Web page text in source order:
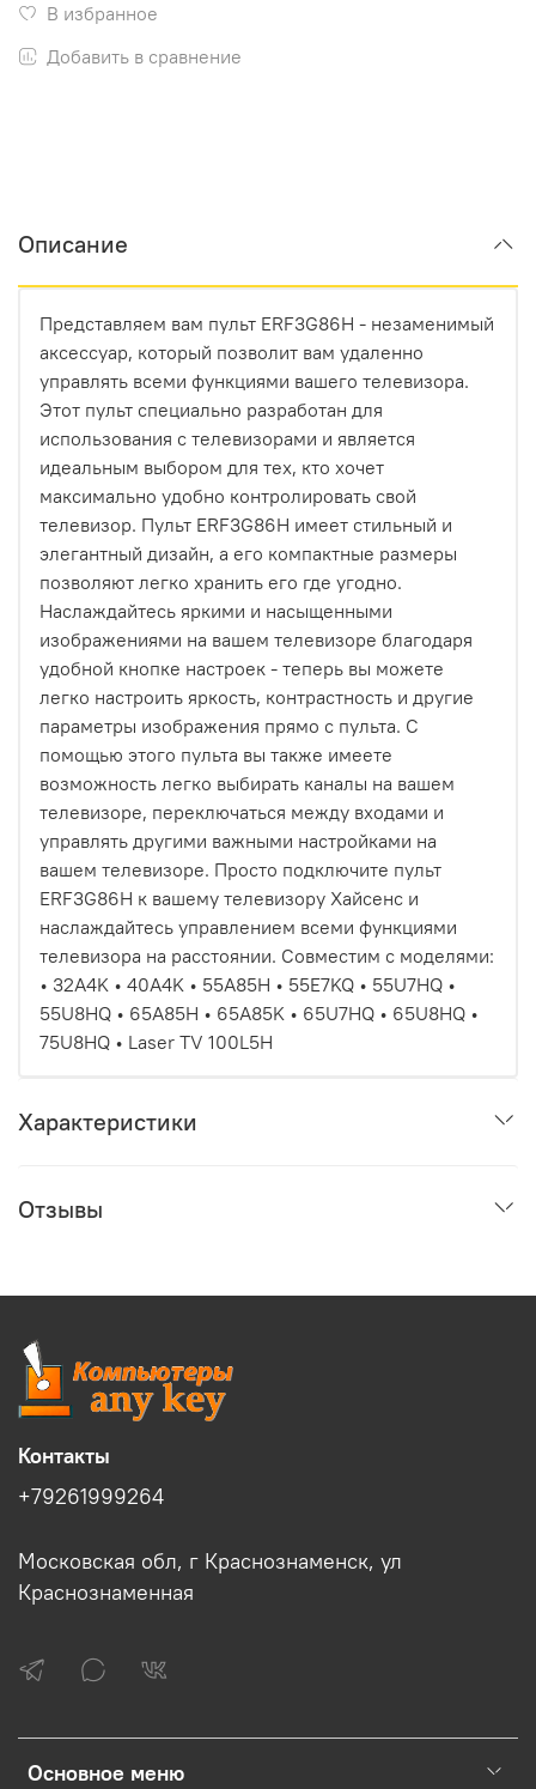
В избранное
Добавить в сравнение
Описание
Представляем вам пульт ERF3G86H - незаменимый
аксессуар, который позволит вам удаленно
управлять всеми функциями вашего телевизора.
Этот пульт специально разработан для
использования с телевизорами и является
идеальным выбором для тех, кто хочет
максимально удобно контролировать свой
телевизор. Пульт ERF3G86H имеет стильный и
элегантный дизайн, а его компактные размеры
позволяют легко хранить его где угодно.
Наслаждайтесь яркими и насыщенными
изображениями на вашем телевизоре благодаря
удобной кнопке настроек - теперь вы можете
легко настроить яркость, контрастность и другие
параметры изображения прямо с пульта. С
помощью этого пульта вы также имеете
возможность легко выбирать каналы на вашем
телевизоре, переключаться между входами и
управлять другими важными настройками на
вашем телевизоре. Просто подключите пульт
ERF3G86H к вашему телевизору Хайсенс и
наслаждайтесь управлением всеми функциями
телевизора на расстоянии. Совместим с моделями:
• 32A4K • 40A4K • 55A85H • 55E7KQ • 55U7HQ •
55U8HQ • 65A85H • 65A85K • 65U7HQ • 65U8HQ •
75U8HQ • Laser TV 100L5H
Характеристики
Отзывы
Основное меню
Контакты
+79261999264
Московская обл, г Краснознаменск, ул
Краснознаменная